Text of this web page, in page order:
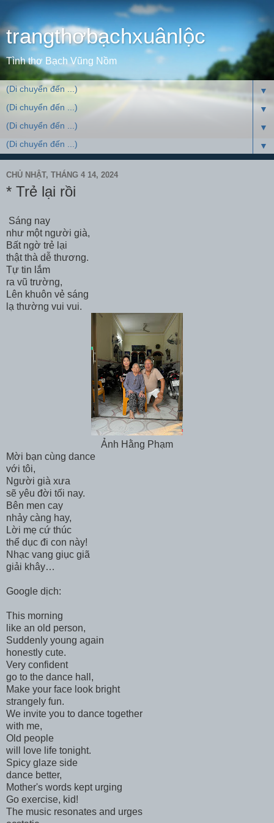
trangthơbạchxuânlộc
Tình thơ Bạch Vũng Nồm
▼
▼
▼
▼
CHỦ NHẬT, THÁNG 4 14, 2024
* Trẻ lại rồi
Sáng nay
như một người già,
Bất ngờ trẻ lại
thật thà dễ thương.
Tự tin lắm
ra vũ trường,
Lên khuôn vẻ sáng
lạ thường vui vui.
Ảnh Hằng Phạm
Mời bạn cùng dance
với tôi,
Người già xưa
sẽ yêu đời tối nay.
Bên men cay
nhảy càng hay,
Lời mẹ cứ thúc
thể dục đi con này!
Nhạc vang giục giã
giải khây…
Google dịch:
This morning
like an old person,
Suddenly young again
honestly cute.
Very confident
go to the dance hall,
Make your face look bright
strangely fun.
We invite you to dance together
with me,
Old people
will love life tonight.
Spicy glaze side
dance better,
Mother's words kept urging
Go exercise, kid!
The music resonates and urges